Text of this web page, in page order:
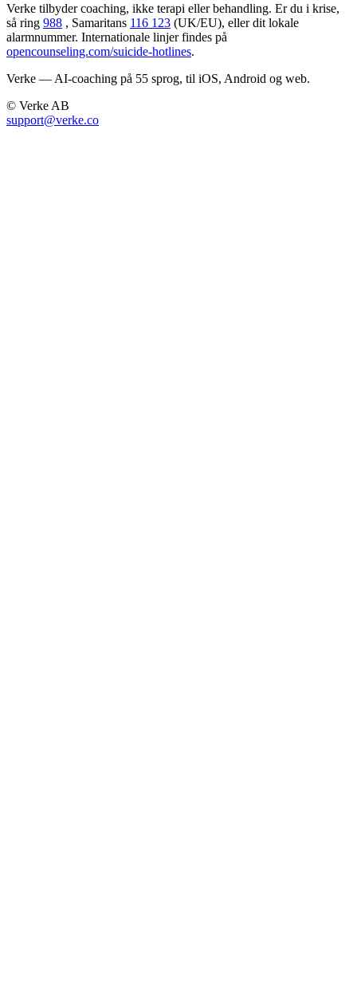
Verke tilbyder coaching, ikke terapi eller behandling. Er du i krise,
så ring 988 , Samaritans 116 123 (UK/EU), eller dit lokale
alarmnummer. Internationale linjer findes på
opencounseling.com/suicide-hotlines.
Verke — AI-coaching på 55 sprog, til iOS, Android og web.
© Verke AB
support@verke.co